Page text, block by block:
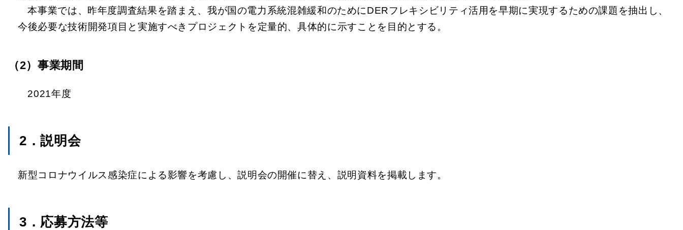
本事業では、昨年度調査結果を踏まえ、我が国の電力系統混雑緩和のためにDERフレキシビリティ活用を早期に実現するための課題を抽出し、
今後必要な技術開発項目と実施すべきプロジェクトを定量的、具体的に示すことを目的とする。
（2）事業期間
2021年度
2．説明会
新型コロナウイルス感染症による影響を考慮し、説明会の開催に替え、説明資料を掲載します。
3．応募方法等